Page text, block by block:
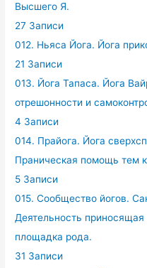
Высшего Я.
27 Записи
012. Ньяса Йога. Йога
21 Записи
013. Йога Тапаса. Йога
отрешонности и
4 Записи
014. Прайога. Йога
Праническая помощь тем
5 Записи
015. Сообщество йогов.
Деятельность
площадка рода.
31 Записи